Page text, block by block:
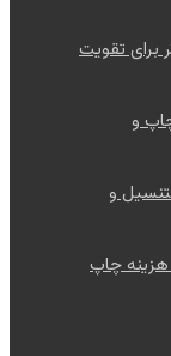
برای تقویت
و
و
چاپ